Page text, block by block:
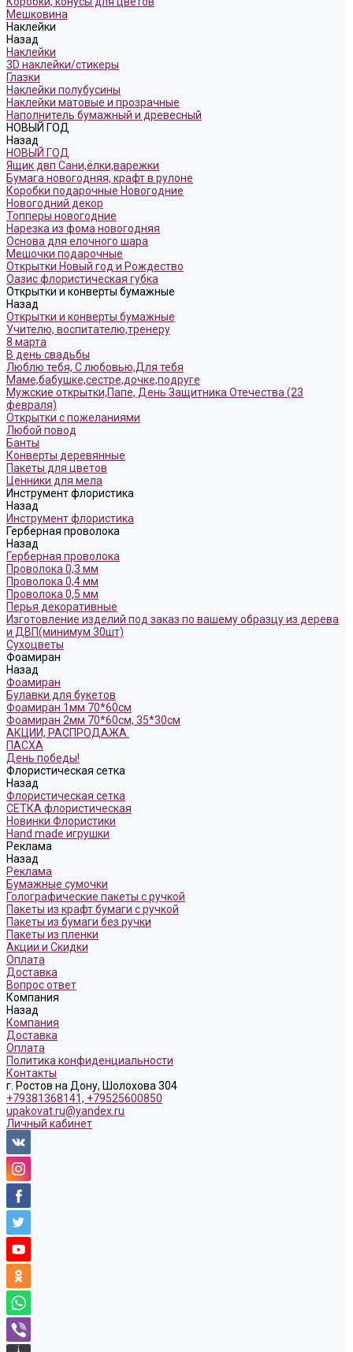
Мешковина
Наклейки
Назад
Наклейки
3D наклейки/стикеры
Глазки
Наклейки полубусины
Наклейки матовые и прозрачные
Наполнитель бумажный и древесный
НОВЫЙ ГОД
Назад
НОВЫЙ ГОД
Ящик двп Сани,ёлки,варежки
Бумага новогодняя, крафт в рулоне
Коробки подарочные Новогодние
Новогодний декор
Топперы новогодние
Нарезка из фома новогодняя
Основа для елочного шара
Мешочки подарочные
Открытки Новый год и Рождество
Оазис флористическая губка
Открытки и конверты бумажные
Назад
Открытки и конверты бумажные
Учителю, воспитателю,тренеру
8 марта
В день свадьбы
Люблю тебя, С любовью,Для тебя
Маме,бабушке,сестре,дочке,подруге
Мужские открытки,Папе, День Защитника Отечества (23
февраля)
Открытки с пожеланиями
Любой повод
Банты
Конверты деревянные
Пакеты для цветов
Ценники для мела
Инструмент флористика
Назад
Инструмент флористика
Герберная проволока
Назад
Герберная проволока
Проволока 0,3 мм
Проволока 0,4 мм
Проволока 0,5 мм
Перья декоративные
Изготовление изделий под заказ по вашему образцу из дерева
и ДВП(минимум 30шт)
Сухоцветы
Фоамиран
Назад
Фоамиран
Булавки для букетов
Фоамиран 1мм 70*60см
Фоамиран 2мм 70*60см, 35*30см
АКЦИИ, РАСПРОДАЖА.
ПАСХА
День победы!
Флористическая сетка
Назад
Флористическая сетка
СЕТКА флористическая
Новинки Флористики
Hand made игрушки
Реклама
Назад
Реклама
Бумажные сумочки
Голографические пакеты с ручкой
Пакеты из крафт бумаги с ручкой
Пакеты из бумаги без ручки
Пакеты из пленки
Акции и Скидки
Оплата
Доставка
Вопрос ответ
Компания
Назад
Компания
Доставка
Оплата
Политика конфиденциальности
Контакты
г. Ростов на Дону, Шолохова 304
+79381368141, +79525600850
upakovat.ru@yandex.ru
Личный кабинет